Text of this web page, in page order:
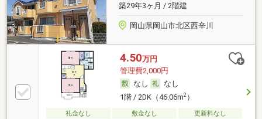
築29年3ヶ月 / 2階建
岡山県岡山市北区西辛川
4.50万円
管理費2,000円
なし
なし
1階 / 2DK（46.06m2）
礼金なし 敷金なし
更新料なし